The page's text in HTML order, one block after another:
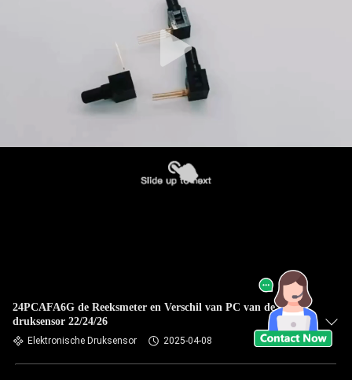
24PCAFA6G de Reeksmeter en Verschil van PC van de
druksensor 22/24/26
Elektronische Druksensor 2025-04-08